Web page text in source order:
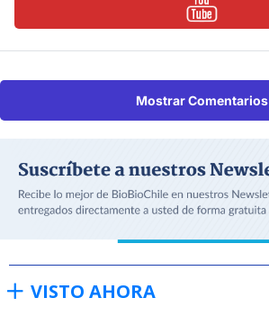
Mostrar Comentarios
VISTO AHORA